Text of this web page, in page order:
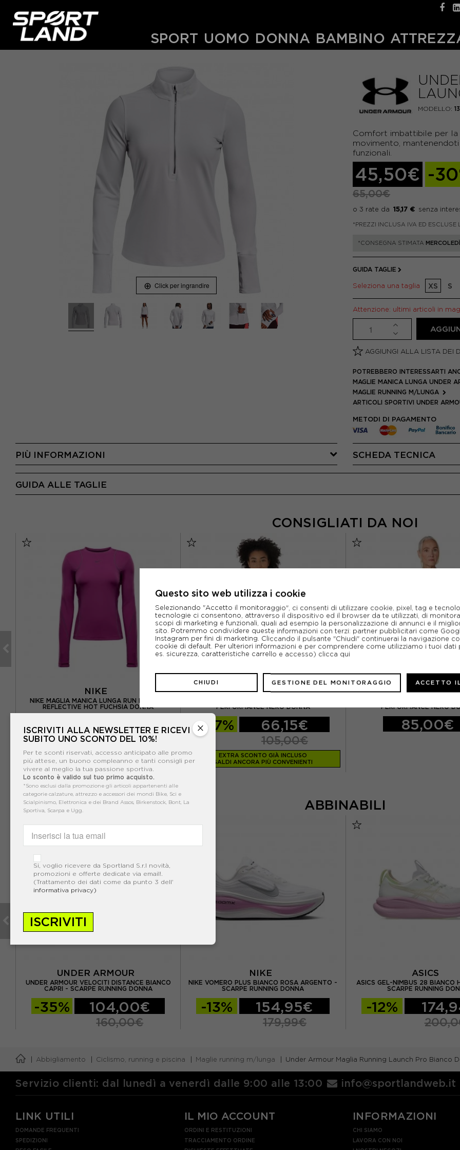
SPORT UOMO DONNA BAMBINO
Click per ingrandire
MODELLO:
Comfort imbattibile per la
movimento,
funzionali.
45,50€ -
65,00€
15,17 €
*PREZZI INCLUSA IVA ED ESCLUSE
*CONSEGNA STIMATA
GUIDA TAGLIE
Seleziona una taglia XS S
Attenzione: ultimi articoli in
AGGIUNGI ALLA LISTA DEI
POTREBBERO INTERESSARTI
MAGLIE MANICA LUNGA UNDER
MAGLIE RUNNING M/LUNGA
ARTICOLI SPORTIVI UNDER
METODI DI PAGAMENTO
PIÙ INFORMAZIONI SCHEDA TECNICA
GUIDA ALLE TAGLIE
CONSIGLIATI DA NOI
NIKE
NIKE MAGLIA MANICA LUNGA RUN DIVISION
REFLECTIVE HOT FUCHSIA DONNA
-40% 53,99€
89,99€
ASICS
PERFORMANCE NERO DONNA
-37% 66,15€
105,00€
EXTRA SCONTO GIÀ INCLUSO
SALDI ANCORA PIÙ CONVENIENTI
ASICS
PERFORMANCE NERO
85,00€
ABBINABILI
UNDER ARMOUR
UNDER ARMOUR VELOCITI DISTANCE BIANCO
CAPRI - SCARPE RUNNING DONNA
-35% 104,00€
160,00€
NIKE
NIKE VOMERO PLUS BIANCO ROSA ARGENTO -
SCARPE RUNNING DONNA
-13% 154,95€
179,99€
ASICS
ASICS GEL-NIMBUS 28 BIANCO
SCARPE RUNNING
-12%
Abbigliamento Ciclismo, running e piscina Maglie running m/lunga Under Armour Maglia Running Launch Pro Bianco
×
ISCRIVITI ALLA NEWSLETTER E RICEVI
SUBITO UNO SCONTO DEL 10%!
Per te sconti riservati, accesso anticipato alle promo
più attese, un buono compleanno e tanti consigli per
vivere al meglio la tua passione sportiva.
Lo sconto è valido sul tuo primo acquisto.
*Sono esclusi dalla promozione gli articoli appartenenti alle
categorie calzature, attrezzo e accessori dei mondi Bike, Sci e
Scialpinismo, Elettronica e dei Brand Assos, Birkenstock, Bont, La
Sportiva, Scarpa e Ugg.
Si, voglio ricevere da Sportland S.r.l novità,
promozioni e offerte dedicate via email!.
(Trattamento dei dati come da punto 3 dell'
informativa privacy)
ISCRIVITI
Servizio clienti: dal lunedì a venerdì dalle 9:00 alle 13:00 info@sportlandweb.it
LINK UTILI
DOMANDE FREQUENTI
SPEDIZIONI
IL MIO ACCOUNT
ORDINI E RESTITUZIONI
TRACCIAMENTO ORDINE
INFORMAZIONI
CHI SIAMO
LAVORA CON NOI
Questo sito web utilizza i cookie
Selezionando "Accetto il monitoraggio", ci consenti di utilizzare cookie, pixel, tag e
tecnologie ci consentono, attraverso il dispositivo ed il browser da te utilizzati, di
scopi di marketing e funzionali, quali ad esempio la personalizzazione di annunci e il
sito. Potremmo condividere queste informazioni con terzi: partner pubblicitari come
Instagram per fini di marketing. Cliccando il pulsante "Chiudi" continuerai la navigazione
cookie di default. Per ulteriori informazioni e per comprendere come utilizziamo i tuoi
es. sicurezza, caratteristiche carrello e accesso) clicca qui
CHIUDI GESTIONE DEL MONITORAGGIO ACCETTO